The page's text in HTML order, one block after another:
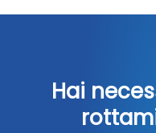
Hai